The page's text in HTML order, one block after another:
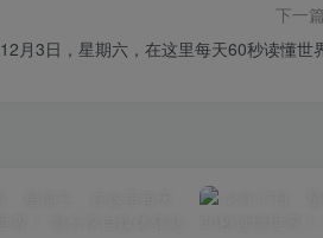
下一
12月3日，星期六，在这里每天60秒读懂世